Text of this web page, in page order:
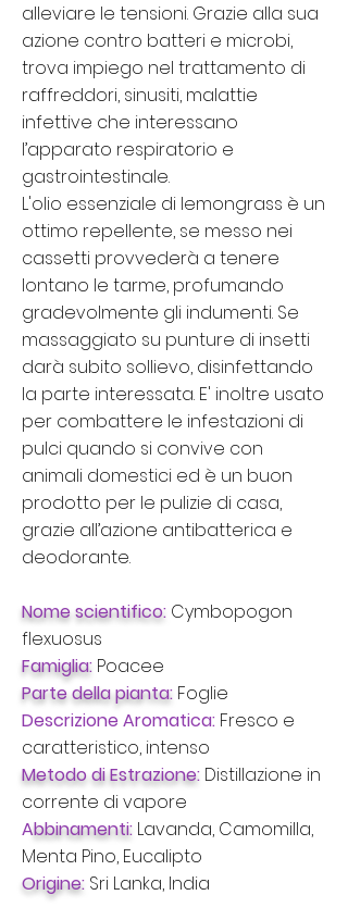
alleviare le tensioni. Grazie alla sua
azione contro batteri e microbi,
trova impiego nel trattamento di
raffreddori, sinusiti, malattie
infettive che interessano
l’apparato respiratorio e
gastrointestinale.
L'olio essenziale di lemongrass è un
ottimo repellente, se messo nei
cassetti provvederà a tenere
lontano le tarme, profumando
gradevolmente gli indumenti. Se
massaggiato su punture di insetti
darà subito sollievo, disinfettando
la parte interessata. E' inoltre usato
per combattere le infestazioni di
pulci quando si convive con
animali domestici ed è un buon
prodotto per le pulizie di casa,
grazie all’azione antibatterica e
deodorante.
Nome scientifico: Cymbopogon
flexuosus
Famiglia: Poacee
Parte della pianta: Foglie
Descrizione Aromatica: Fresco e
caratteristico, intenso
Metodo di Estrazione: Distillazione in
corrente di vapore
Abbinamenti: Lavanda, Camomilla,
Menta Pino, Eucalipto
Origine: Sri Lanka, India